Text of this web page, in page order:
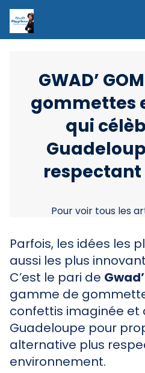
GWAD’
gommettes
qui
Pour voir tous les
Parfois, les idées les
aussi les plus
C’est le pari de
gamme de
confettis imaginée et
Guadeloupe pour
alternative plus
environnement.